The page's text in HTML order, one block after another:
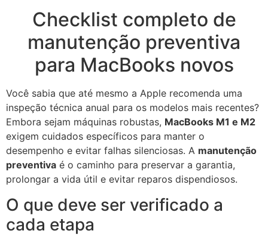
Checklist completo de
manutenção preventiva
para MacBooks novos
Você sabia que até mesmo a Apple recomenda uma
inspeção técnica anual para os modelos mais recentes?
Embora sejam máquinas robustas, MacBooks M1 e M2
exigem cuidados específicos para manter o
desempenho e evitar falhas silenciosas. A manutenção
preventiva é o caminho para preservar a garantia,
prolongar a vida útil e evitar reparos dispendiosos.
O que deve ser verificado a
cada etapa